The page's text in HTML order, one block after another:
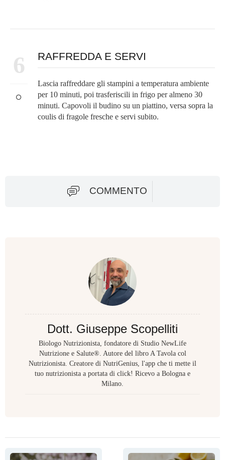
6 RAFFREDDA E SERVI
Lascia raffreddare gli stampini a temperatura ambiente
per 10 minuti, poi trasferiscili in frigo per almeno 30
minuti. Capovoli il budino su un piattino, versa sopra la
coulis di fragole fresche e servi subito.
COMMENTO
Dott. Giuseppe Scopelliti
Biologo Nutrizionista, fondatore di Studio NewLife
Nutrizione e Salute®. Autore del libro A Tavola col
Nutrizionista. Creatore di NutriGenius, l'app che ti mette il
tuo nutrizionista a portata di click! Ricevo a Bologna e
Milano.